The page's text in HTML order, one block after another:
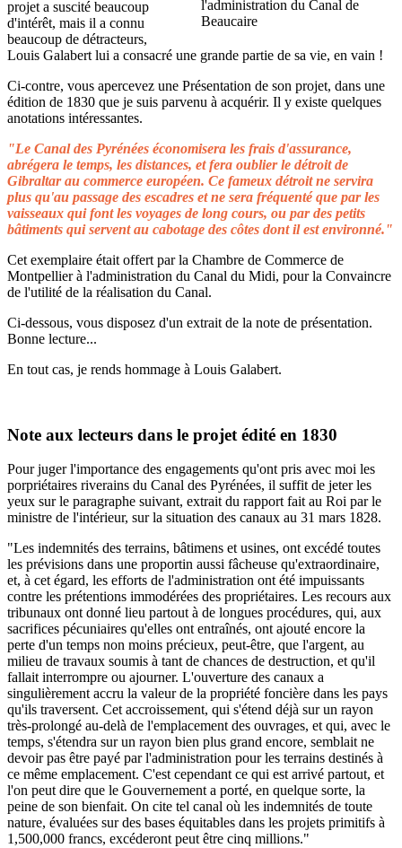
projet a suscité beaucoup
d'intérêt, mais il a connu
beaucoup de détracteurs,
Louis Galabert lui a consacré une grande partie de sa vie, en vain !
Ci-contre, vous apercevez une Présentation de son projet, dans une
édition de 1830 que je suis parvenu à acquérir. Il y existe quelques
anotations intéressantes.
"Le Canal des Pyrénées économisera les frais d'assurance,
abrégera le temps, les distances, et fera oublier le détroit de
Gibraltar au commerce européen. Ce fameux détroit ne servira
plus qu'au passage des escadres et ne sera fréquenté que par les
vaisseaux qui font les voyages de long cours, ou par des petits
bâtiments qui servent au cabotage des côtes dont il est environné."
Cet exemplaire était offert par la Chambre de Commerce de
Montpellier à l'administration du Canal du Midi, pour la Convaincre
de l'utilité de la réalisation du Canal.
Ci-dessous, vous disposez d'un extrait de la note de présentation.
Bonne lecture...
En tout cas, je rends hommage à Louis Galabert.
Note aux lecteurs dans le projet édité en 1830
Pour juger l'importance des engagements qu'ont pris avec moi les
porpriétaires riverains du Canal des Pyrénées, il suffit de jeter les
yeux sur le paragraphe suivant, extrait du rapport fait au Roi par le
ministre de l'intérieur, sur la situation des canaux au 31 mars 1828.
"Les indemnités des terrains, bâtimens et usines, ont excédé toutes
les prévisions dans une proportin aussi fâcheuse qu'extraordinaire,
et, à cet égard, les efforts de l'administration ont été impuissants
contre les prétentions immodérées des propriétaires. Les recours aux
tribunaux ont donné lieu partout à de longues procédures, qui, aux
sacrifices pécuniaires qu'elles ont entraînés, ont ajouté encore la
perte d'un temps non moins précieux, peut-être, que l'argent, au
milieu de travaux soumis à tant de chances de destruction, et qu'il
fallait interrompre ou ajourner. L'ouverture des canaux a
singulièrement accru la valeur de la propriété foncière dans les pays
qu'ils traversent. Cet accroissement, qui s'étend déjà sur un rayon
très-prolongé au-delà de l'emplacement des ouvrages, et qui, avec le
temps, s'étendra sur un rayon bien plus grand encore, semblait ne
devoir pas être payé par l'administration pour les terrains destinés à
ce même emplacement. C'est cependant ce qui est arrivé partout, et
l'on peut dire que le Gouvernement a porté, en quelque sorte, la
peine de son bienfait. On cite tel canal où les indemnités de toute
nature, évaluées sur des bases équitables dans les projets primitifs à
1,500,000 francs, excéderont peut être cinq millions."